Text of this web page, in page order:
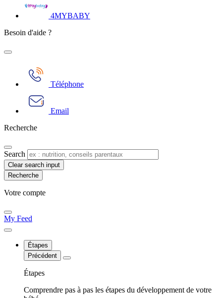
4MYBABY
Besoin d'aide ?
Téléphone
Email
Recherche
Search
Clear search input
Votre compte​
My Feed
Étapes
Précédent
Étapes
Comprendre pas à pas les étapes du développement de votre